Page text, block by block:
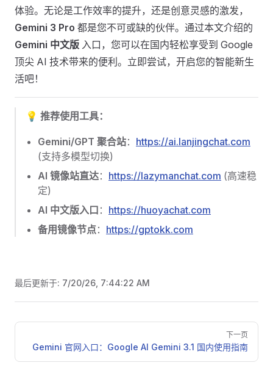
体验。无论是工作效率的提升，还是创意灵感的激发，
Gemini 3 Pro 都是您不可或缺的伙伴。通过本文介绍的
Gemini 中文版 入口，您可以在国内轻松享受到 Google
顶尖 AI 技术带来的便利。立即尝试，开启您的智能新生
活吧！
💡 推荐使用工具：
Gemini/GPT 聚合站： https://ai.lanjingchat.com
(支持多模型切换)
AI 镜像站直达： https://lazymanchat.com (高速稳
定)
AI 中文版入口 ： https://huoyachat.com
备用镜像节点： https://gptokk.com
最后更新于: 7/20/26, 7:44:22 AM
Pager
下一页
Gemini 官网入口：Google AI Gemini 3.1 国内使用指南